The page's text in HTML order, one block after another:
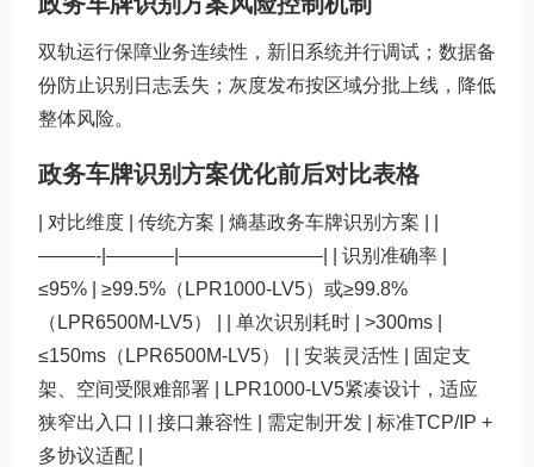
双轨运行保障业务连续性，新旧系统并行调试；数据备
份防止识别日志丢失；灰度发布按区域分批上线，降低
整体风险。
政务车牌识别方案优化前后对比表格
| 对比维度 | 传统方案 | 熵基政务车牌识别方案 | |
———-|———–|———————–| | 识别准确率 |
≤95% | ≥99.5%（LPR1000-LV5）或≥99.8%
（LPR6500M-LV5） | | 单次识别耗时 | >300ms |
≤150ms（LPR6500M-LV5） | | 安装灵活性 | 固定支
架、空间受限难部署 | LPR1000-LV5紧凑设计，适应
狭窄出入口 | | 接口兼容性 | 需定制开发 | 标准TCP/IP +
多协议适配 |